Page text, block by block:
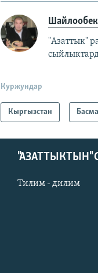
"Азаттык"
Куржундар
Кыргызстан
"АЗАТТЫКТЫН"
Тилим - дилим